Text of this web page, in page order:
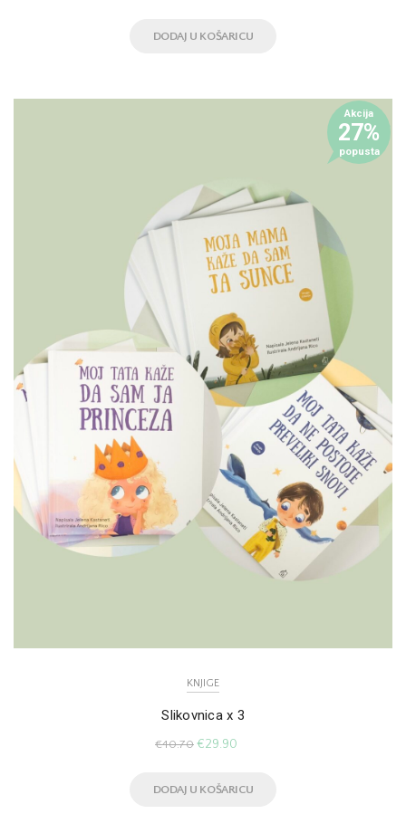
DODAJ U KOŠARICU
Akcija
27%
popusta
KNJIGE
Slikovnica x 3
€40.70 €29.90
DODAJ U KOŠARICU